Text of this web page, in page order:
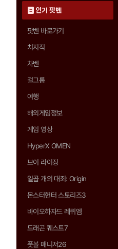
인기 팟벤
팟벤 바로가기
치지직
차벤
걸그룹
여행
해외게임정보
게임 영상
HyperX OMEN
브이 라이징
일곱 개의 대죄: Origin
몬스터헌터 스토리즈3
바이오하자드 레퀴엠
드래곤 퀘스트7
풋볼 매니저26